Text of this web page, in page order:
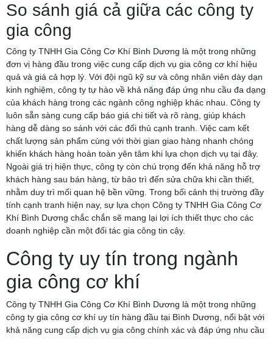
So sánh giá cả giữa các công ty
gia công
Công ty TNHH Gia Công Cơ Khí Bình Dương là một trong những
đơn vị hàng đầu trong việc cung cấp dịch vụ gia công cơ khí hiệu
quả và giá cả hợp lý. Với đội ngũ kỹ sư và công nhân viên dày dạn
kinh nghiệm, công ty tự hào về khả năng đáp ứng nhu cầu đa dạng
của khách hàng trong các ngành công nghiệp khác nhau. Công ty
luôn sẵn sàng cung cấp báo giá chi tiết và rõ ràng, giúp khách
hàng dễ dàng so sánh với các đối thủ cạnh tranh. Việc cam kết
chất lượng sản phẩm cùng với thời gian giao hàng nhanh chóng
khiến khách hàng hoàn toàn yên tâm khi lựa chọn dịch vụ tại đây.
Ngoài giá trị hiện thực, công ty còn chú trọng đến khả năng hỗ trợ
khách hàng sau bán hàng, từ bảo trì đến sửa chữa khi cần thiết,
nhằm duy trì mối quan hệ bền vững. Trong bối cảnh thị trường đầy
tính cạnh tranh hiện nay, sự lựa chọn Công ty TNHH Gia Công Cơ
Khí Bình Dương chắc chắn sẽ mang lại lợi ích thiết thực cho các
doanh nghiệp cần một đối tác gia công tin cậy.
Công ty uy tín trong ngành
gia công cơ khí
Công ty TNHH Gia Công Cơ Khí Bình Dương là một trong những
công ty gia công cơ khí uy tín hàng đầu tại Bình Dương, nổi bật với
khả năng cung cấp dịch vụ gia công chính xác và đáp ứng nhu cầu